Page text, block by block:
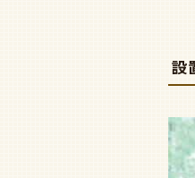
設